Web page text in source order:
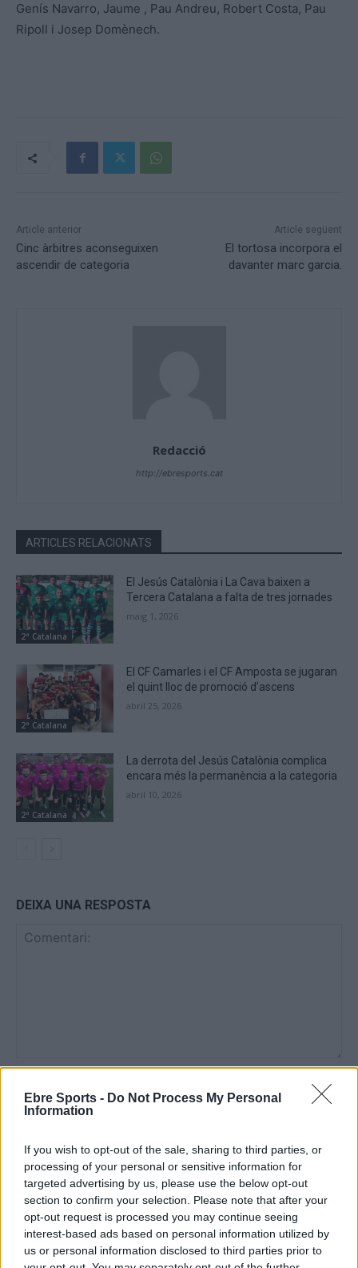
Ebre Sports - Do Not Process My Personal
Information
If you wish to opt-out of the sale, sharing to third parties, or
processing of your personal or sensitive information for
targeted advertising by us, please use the below opt-out
section to confirm your selection. Please note that after your
opt-out request is processed you may continue seeing
interest-based ads based on personal information utilized by
us or personal information disclosed to third parties prior to
Genís Navarro, Jaume , Pau Andreu, Robert Costa, Pau
Ripoll i Josep Domènech.
Article anterior
Cinc àrbitres aconseguixen
ascendir de categoria
Article següent
El tortosa incorpora el
davanter marc garcia.
Redacció
http://ebresports.cat
ARTICLES RELACIONATS
2ª Catalana
El Jesús Catalònia i La Cava baixen a
Tercera Catalana a falta de tres jornades
maig 1, 2026
2ª Catalana
El CF Camarles i el CF Amposta se jugaran
el quint lloc de promoció d’ascens
abril 25, 2026
2ª Catalana
La derrota del Jesús Catalònia complica
encara més la permanència a la categoria
abril 10, 2026
DEIXA UNA RESPOSTA
Comentari:
Deseu el meu nom, el correu electrònic i el lloc web en
aquest navegador per a la propera vegada que comenti.